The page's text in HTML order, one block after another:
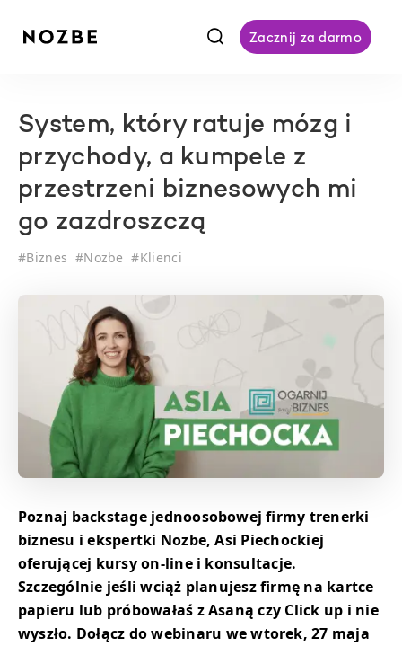
f Zacznij za darmo
System, który ratuje mózg i
przychody, a kumpele z
przestrzeni biznesowych mi
go zazdroszczą
#Biznes #Nozbe #Klienci
Poznaj backstage jednoosobowej firmy trenerki
biznesu i ekspertki Nozbe, Asi Piechockiej
oferującej kursy on-line i konsultacje.
Szczególnie jeśli wciąż planujesz firmę na kartce
papieru lub próbowałaś z Asaną czy Click up i nie
wyszło. Dołącz do webinaru we wtorek, 27 maja